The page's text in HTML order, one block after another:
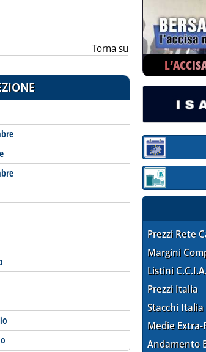
Torna su
Sezione:
Sezione:
Prezzi Rete
Margini
Listini
Prezzi Italia
Stacchi Italia
Medie Extra-
Andamento